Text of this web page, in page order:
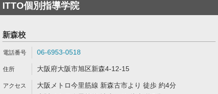
ITTO個別指導学院
新森校
06-6953-0518
大阪府大阪市旭区新森4-12-15
大阪メトロ今里筋線 新森古市より 徒歩 約4分